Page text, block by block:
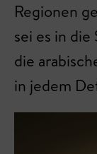
Regionen
sei es in die
die
in jedem